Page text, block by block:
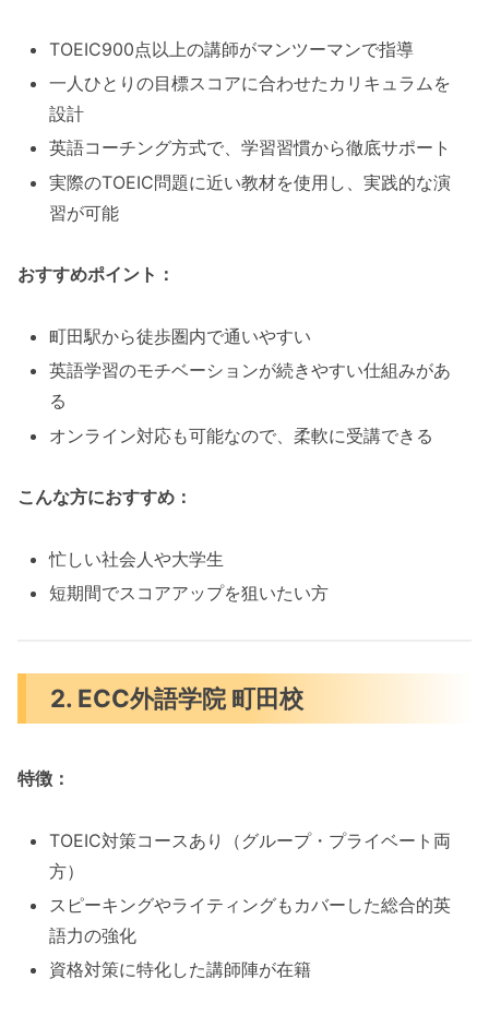
TOEIC900点以上の講師がマンツーマンで指導
一人ひとりの目標スコアに合わせたカリキュラムを
設計
英語コーチング方式で、学習習慣から徹底サポート
実際のTOEIC問題に近い教材を使用し、実践的な演
習が可能
おすすめポイント：
町田駅から徒歩圏内で通いやすい
英語学習のモチベーションが続きやすい仕組みがあ
る
オンライン対応も可能なので、柔軟に受講できる
こんな方におすすめ：
忙しい社会人や大学生
短期間でスコアアップを狙いたい方
2. ECC外語学院 町田校
特徴：
TOEIC対策コースあり（グループ・プライベート両
方）
スピーキングやライティングもカバーした総合的英
語力の強化
資格対策に特化した講師陣が在籍